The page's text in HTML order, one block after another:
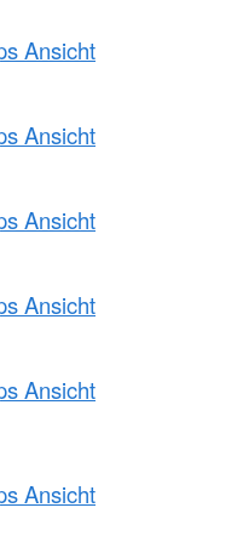
Ansicht
Ansicht
Ansicht
Ansicht
Ansicht
Ansicht